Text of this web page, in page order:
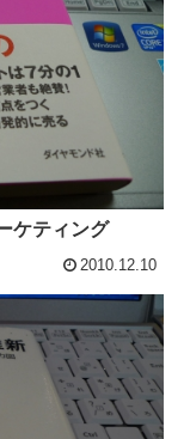
ケティング
2010.12.10